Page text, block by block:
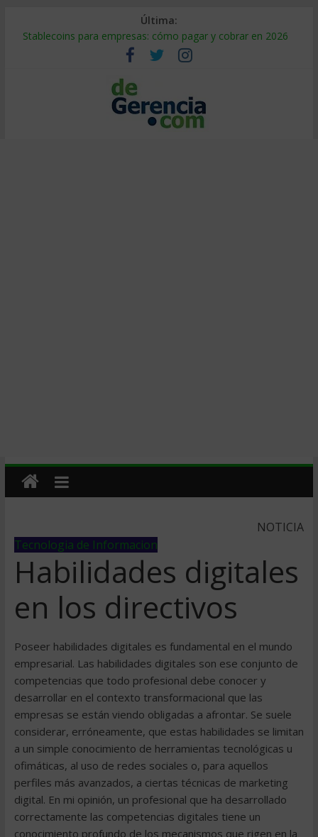
Última:
Stablecoins para empresas: cómo pagar y cobrar en 2026
Despido silencioso: qué es y por qué sale tan caro
IA en selección de personal: cómo auditarla a tiempo
Trabajo forzoso en la cadena de suministro: qué hacer
Mercado hispano de EE. UU.: cómo segmentarlo y venderle
NOTICIA
Tecnologia de Informacion
Habilidades digitales
en los directivos
Poseer habilidades digitales es fundamental en el mundo
empresarial. Las habilidades digitales son ese conjunto de
competencias que todo profesional debe conocer y
desarrollar en el contexto transformacional que las
empresas se están viendo obligadas a afrontar. Se suele
considerar, erróneamente, que estas habilidades se limitan
a un simple conocimiento de herramientas tecnológicas u
ofimáticas, al uso de redes sociales o, para aquellos
perfiles más avanzados, a ciertas técnicas de marketing
digital. En mi opinión, un profesional que ha desarrollado
correctamente las competencias digitales tiene un
conocimiento profundo de los mecanismos que rigen en la